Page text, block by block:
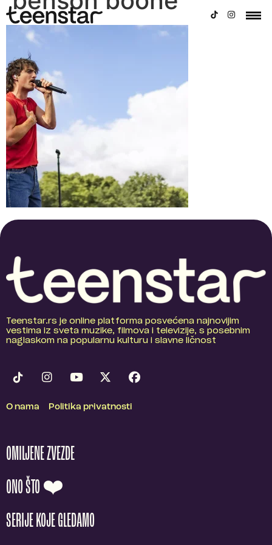
Teenstar.rs je online platforma posvećena najnovijim
vestima iz sveta muzike, filmova i televizije, s posebnim
naglaskom na popularnu kulturu i slavne ličnost
O nama Politika privatnosti
OMILJENE ZVEZDE
ONO ŠTO ❤️
SERIJE KOJE GLEDAMO